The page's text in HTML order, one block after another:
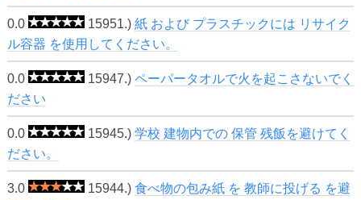
0.0 15951.) 紙 および プラスチックには リサイク
ル容器 を使用してください。
0.0 15947.) ペーパータオルで火を起こさないでく
ださい
0.0 15945.) 学校 建物内での 保管 残飯を避けてく
ださい。
3.0 15944.) 食べ物の包み紙 を 教師に投げる を避